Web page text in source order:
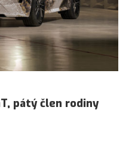
pátý člen rodiny